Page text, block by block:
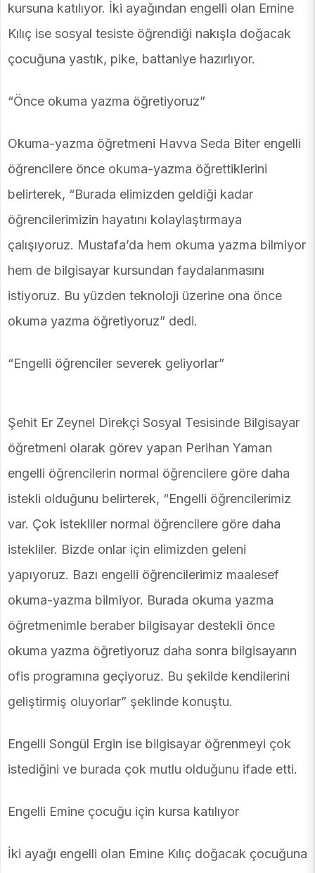
kursuna katılıyor. İki ayağından engelli olan Emine
Kılıç ise sosyal tesiste öğrendiği nakışla doğacak
çocuğuna yastık, pike, battaniye hazırlıyor.
“Önce okuma yazma öğretiyoruz”
Okuma-yazma öğretmeni Havva Seda Biter engelli
öğrencilere önce okuma-yazma öğrettiklerini
belirterek, “Burada elimizden geldiği kadar
öğrencilerimizin hayatını kolaylaştırmaya
çalışıyoruz. Mustafa’da hem okuma yazma bilmiyor
hem de bilgisayar kursundan faydalanmasını
istiyoruz. Bu yüzden teknoloji üzerine ona önce
okuma yazma öğretiyoruz” dedi.
“Engelli öğrenciler severek geliyorlar”
Şehit Er Zeynel Direkçi Sosyal Tesisinde Bilgisayar
öğretmeni olarak görev yapan Perihan Yaman
engelli öğrencilerin normal öğrencilere göre daha
istekli olduğunu belirterek, “Engelli öğrencilerimiz
var. Çok istekliler normal öğrencilere göre daha
istekliler. Bizde onlar için elimizden geleni
yapıyoruz. Bazı engelli öğrencilerimiz maalesef
okuma-yazma bilmiyor. Burada okuma yazma
öğretmenimle beraber bilgisayar destekli önce
okuma yazma öğretiyoruz daha sonra bilgisayarın
ofis programına geçiyoruz. Bu şekilde kendilerini
geliştirmiş oluyorlar” şeklinde konuştu.
Engelli Songül Ergin ise bilgisayar öğrenmeyi çok
istediğini ve burada çok mutlu olduğunu ifade etti.
Engelli Emine çocuğu için kursa katılıyor
İki ayağı engelli olan Emine Kılıç doğacak çocuğuna